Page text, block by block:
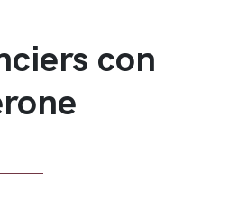
con